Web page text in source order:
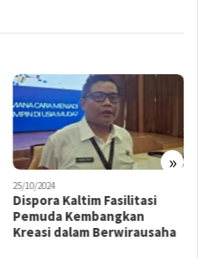
»
25/10/2024
Dispora Kaltim Fasilitasi
Pemuda Kembangkan
Kreasi dalam Berwirausaha